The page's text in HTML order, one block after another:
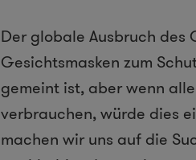
Der globale Ausbruch des
Gesichtsmasken zum
gemeint ist, aber wenn
verbrauchen, würde dies
machen wir uns auf die